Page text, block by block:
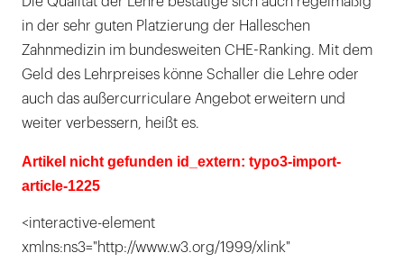
in der sehr guten Platzierung der Halleschen
Zahnmedizin im bundesweiten CHE-Ranking. Mit dem
Geld des Lehrpreises könne Schaller die Lehre oder
auch das außercurriculare Angebot erweitern und
weiter verbessern, heißt es.
Artikel nicht gefunden id_extern: typo3-import-
article-1225
<interactive-element
xmlns:ns3="http://www.w3.org/1999/xlink"